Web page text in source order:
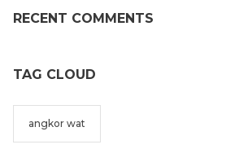
RECENT COMMENTS
TAG CLOUD
angkor wat